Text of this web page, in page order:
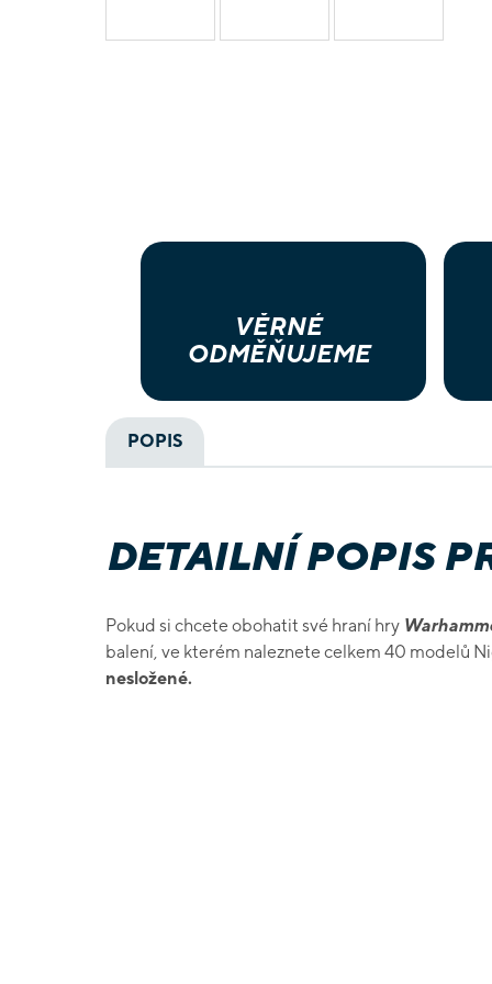
VĚRNÉ
ODMĚŇUJEME
POPIS
DETAILNÍ POPIS
Pokud si chcete obohatit své hraní hry
balení, ve kterém naleznete celkem 40 modelů
nesložené.